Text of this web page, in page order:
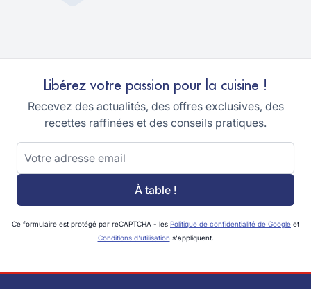
Libérez votre passion pour la cuisine !
Recevez des actualités, des offres exclusives, des
recettes raffinées et des conseils pratiques.
Adresse email
À table !
Ce formulaire est protégé par reCAPTCHA - les Politique de confidentialité de Google et
Conditions d'utilisation s'appliquent.